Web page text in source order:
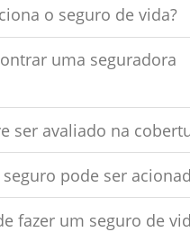
o seguro de vida?
uma seguradora
ser avaliado na
pode ser
fazer um seguro de